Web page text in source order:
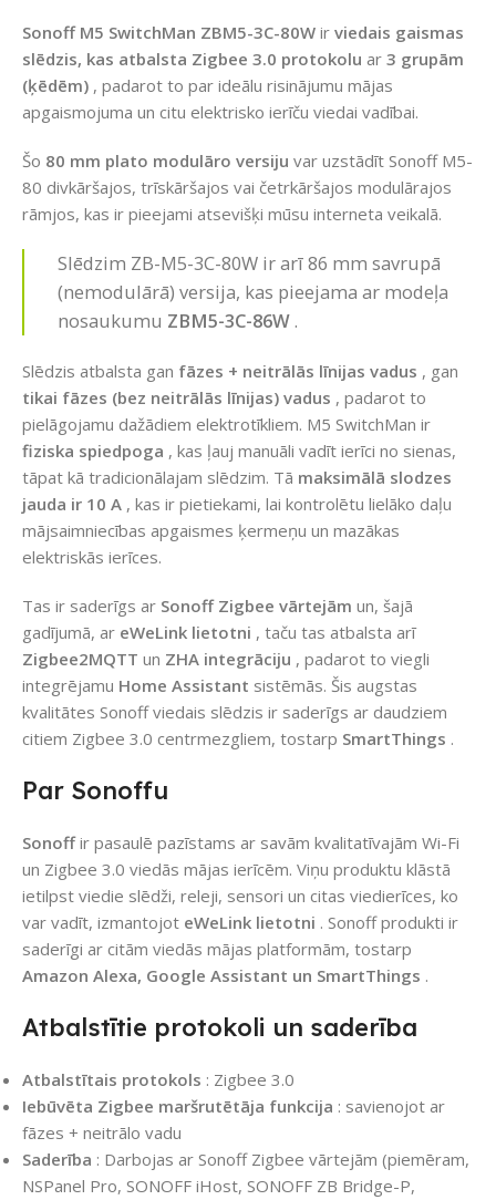
Sonoff M5 SwitchMan ZBM5-3C-80W ir viedais gaismas
slēdzis, kas atbalsta Zigbee 3.0 protokolu ar 3 grupām
(ķēdēm) , padarot to par ideālu risinājumu mājas
apgaismojuma un citu elektrisko ierīču viedai vadībai.
Šo 80 mm plato modulāro versiju var uzstādīt Sonoff M5-
80 divkāršajos, trīskāršajos vai četrkāršajos modulārajos
rāmjos, kas ir pieejami atsevišķi mūsu interneta veikalā.
Slēdzim ZB-M5-3C-80W ir arī 86 mm savrupā
(nemodulārā) versija, kas pieejama ar modeļa
nosaukumu ZBM5-3C-86W.
Slēdzis atbalsta gan fāzes + neitrālās līnijas vadus , gan
tikai fāzes (bez neitrālās līnijas) vadus , padarot to
pielāgojamu dažādiem elektrotīkliem. M5 SwitchMan ir
fiziska spiedpoga , kas ļauj manuāli vadīt ierīci no sienas,
tāpat kā tradicionālajam slēdzim. Tā maksimālā slodzes
jauda ir 10 A , kas ir pietiekami, lai kontrolētu lielāko daļu
mājsaimniecības apgaismes ķermeņu un mazākas
elektriskās ierīces.
Tas ir saderīgs ar Sonoff Zigbee vārtejām un, šajā
gadījumā, ar eWeLink lietotni , taču tas atbalsta arī
Zigbee2MQTT un ZHA integrāciju , padarot to viegli
integrējamu Home Assistant sistēmās. Šis augstas
kvalitātes Sonoff viedais slēdzis ir saderīgs ar daudziem
citiem Zigbee 3.0 centrmezgliem, tostarp SmartThings .
Par Sonoffu
Sonoffir pasaulē pazīstams ar savām kvalitatīvajām Wi-Fi
un Zigbee 3.0 viedās mājas ierīcēm. Viņu produktu klāstā
ietilpst viedie slēdži, releji, sensori un citas viedierīces, ko
var vadīt, izmantojot eWeLink lietotni . Sonoff produkti ir
saderīgi ar citām viedās mājas platformām, tostarp
Amazon Alexa, Google Assistant un SmartThings .
Atbalstītie protokoli un saderība
Atbalstītais protokols : Zigbee 3.0
Iebūvēta Zigbee maršrutētāja funkcija : savienojot ar
fāzes + neitrālo vadu
Saderība : Darbojas ar Sonoff Zigbee vārtejām (piemēram,
NSPanel Pro, SONOFF iHost, SONOFF ZB Bridge-P,